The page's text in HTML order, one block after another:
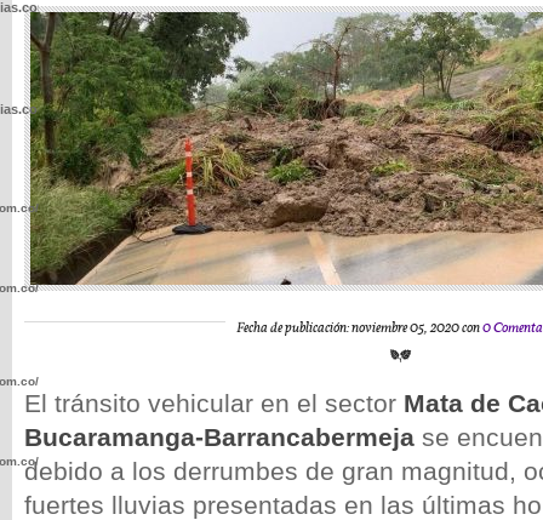
Fecha de publicación: noviembre 05, 2020 con0
El tránsito vehicular en el sector Mata de
Bucaramanga-Barrancabermeja se
debido a los derrumbes de gran magnitud,
fuertes lluvias presentadas en las últimas
wp-
wp-
wp-
wp-
wp-
wp-